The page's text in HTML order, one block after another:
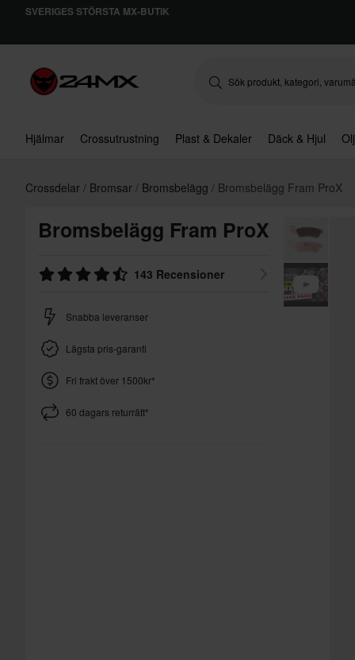
SVERIGES STÖRSTA MX-BUTIK
Hjälmar Crossutrustning Plast & Dekaler Däck & Hjul
Crossdelar Bromsar Bromsbelägg Bromsbelägg Fram ProX
Bromsbelägg Fram ProX
143 Recensioner
Snabba leveranser
Lägsta pris-garanti
Fri frakt över 1500kr*
60 dagars returrätt*